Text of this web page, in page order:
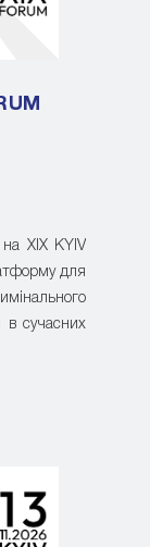
на XIX KYIV
для
в сучасних